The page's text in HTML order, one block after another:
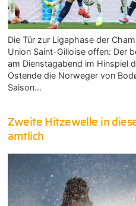
Die Tür zur Ligaphase der
Union Saint-Gilloise offen: Der
am Dienstagabend im Hinspiel
Ostende die Norweger von
Saison…
Zweite Hitzewelle in
amtlich